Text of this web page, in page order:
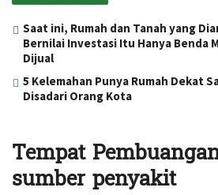
Saat ini, Rumah dan Tanah yang
Bernilai Investasi Itu Hanya Benda
Dijual
5 Kelemahan Punya Rumah Dekat
Disadari Orang Kota
Tempat
sumber penyakit